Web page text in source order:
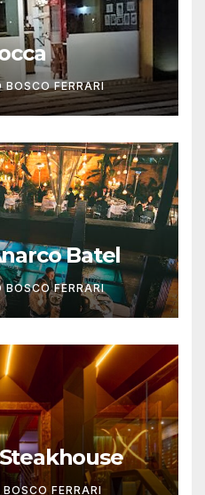
BOSCO FERRARI
Batel
BOSCO FERRARI
FERRARI